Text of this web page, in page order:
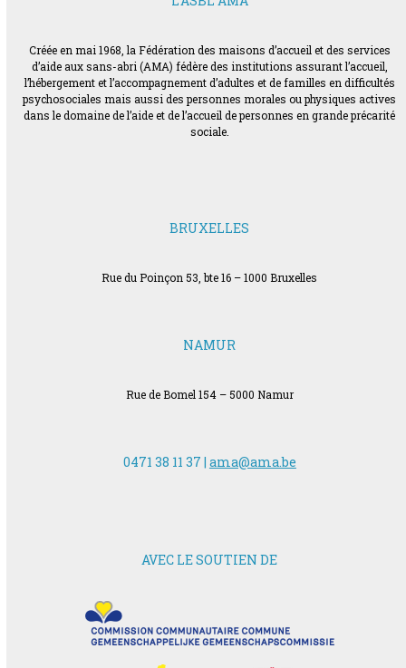
Créée en mai 1968, la Fédération des maisons d’accueil et des services
d’aide aux sans-abri (AMA) fédère des institutions assurant l’accueil,
l’hébergement et l’accompagnement d’adultes et de familles en difficultés
psychosociales mais aussi des personnes morales ou physiques actives
dans le domaine de l’aide et de l’accueil de personnes en grande précarité
sociale.
BRUXELLES
Rue du Poinçon 53, bte 16 – 1000 Bruxelles
NAMUR
Rue de Bomel 154 – 5000 Namur
0471 38 11 37 | ama@ama.be
AVEC LE SOUTIEN DE